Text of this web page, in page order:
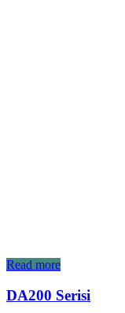
Read more
DA200 Serisi